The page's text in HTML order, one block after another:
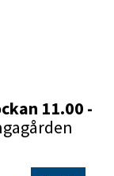
11.00 -